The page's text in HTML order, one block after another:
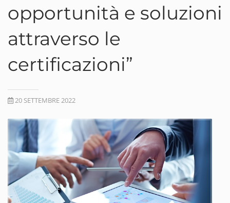
opportunità e soluzioni
attraverso le
certificazioni”
20 SETTEMBRE 2022